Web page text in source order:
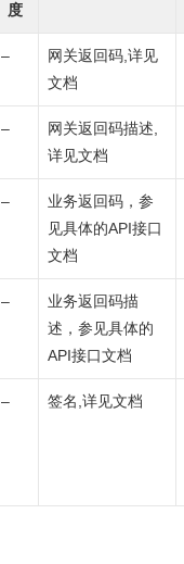
度
–
网关返回码,详见
文档
–
网关返回码描述,
详见文档
–
业务返回码，参
见具体的API接口
文档
–
业务返回码描
述，参见具体的
API接口文档
– 签名,详见文档